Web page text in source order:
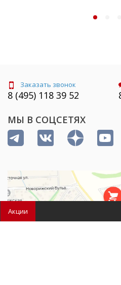
Заказать звонок
8 (495) 118 39 52
МЫ В СОЦСЕТЯХ
Акции